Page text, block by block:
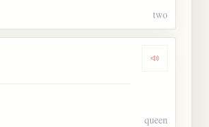
two
Dengarkan
queen